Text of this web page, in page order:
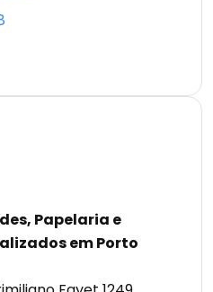
Papelaria e
em Porto